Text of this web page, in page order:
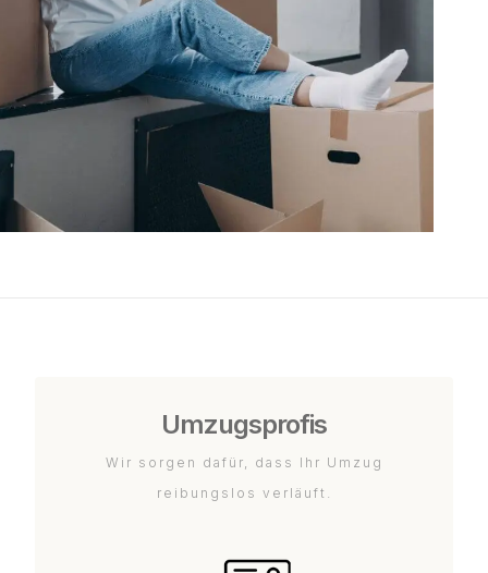
Umzugsprofis
Wir sorgen dafür, dass Ihr Umzug
reibungslos verläuft.